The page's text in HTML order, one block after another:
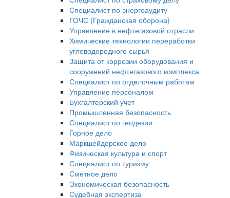
Специалист по энергоаудиту
ГОЧС (Гражданская оборона)
Управление в нефтегазовой отрасли
Химические технологии переработки
углеводородного сырья
Защита от коррозии оборудования и
сооружений нефтегазового комплекса
Специалист по отделочным работам
Управление персоналом
Бухгалтерский учет
Промышленная безопасность
Специалист по геодезии
Горное дело
Маркшейдерское дело
Физическая культура и спорт
Специалист по туризму
Сметное дело
Экономическая безопасность
Судебная экспертиза